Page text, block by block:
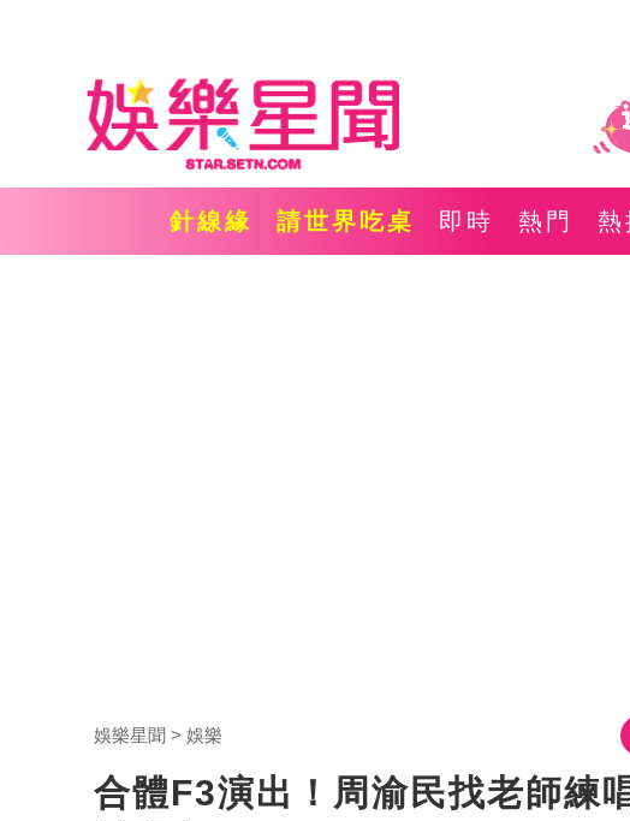
針線緣 請世界吃桌 即時 熱門 熱
娛樂星聞 娛樂
合體F3演出！周渝民找老師